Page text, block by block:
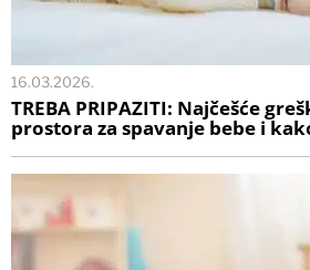
16.03.2026.
TREBA PRIPAZITI: Najčešće
prostora za spavanje bebe i